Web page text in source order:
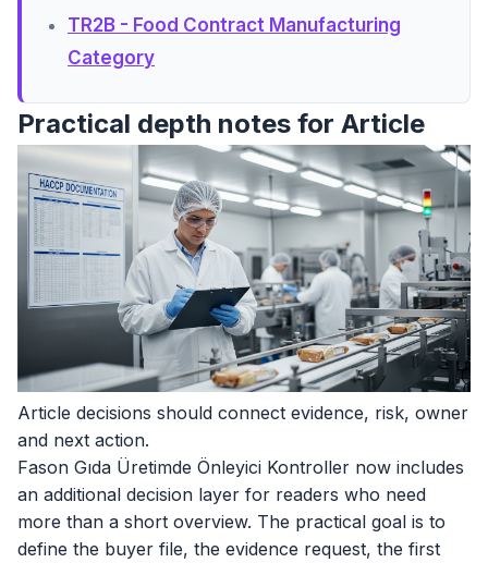
TR2B - Food Contract Manufacturing
Category
Practical depth notes for Article
Article decisions should connect evidence, risk, owner
and next action.
Fason Gıda Üretimde Önleyici Kontroller now includes
an additional decision layer for readers who need
more than a short overview. The practical goal is to
define the buyer file, the evidence request, the first